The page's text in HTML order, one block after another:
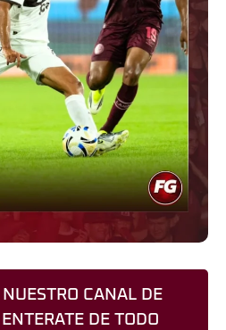
CANAL DE
DE TODO